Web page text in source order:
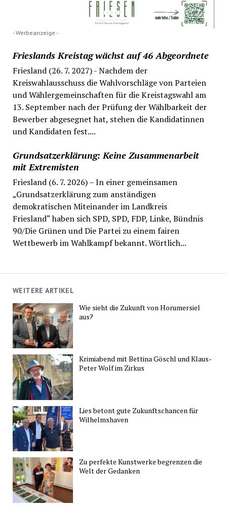
- Werbeanzeige -
Frieslands Kreistag wächst auf 46 Abgeordnete
Friesland (26. 7. 2027) - Nachdem der
Kreiswahlausschuss die Wahlvorschläge von Parteien
und Wählergemeinschaften für die Kreistagswahl am
13. September nach der Prüfung der Wählbarkeit der
Bewerber abgesegnet hat, stehen die Kandidatinnen
und Kandidaten fest....
Grundsatzerklärung: Keine Zusammenarbeit
mit Extremisten
Friesland (6. 7. 2026) – In einer gemeinsamen
„Grundsatzerklärung zum anständigen
demokratischen Miteinander im Landkreis
Friesland“ haben sich SPD, SPD, FDP, Linke, Bündnis
90/Die Grünen und Die Partei zu einem fairen
Wettbewerb im Wahlkampf bekannt. Wörtlich...
WEITERE ARTIKEL
Wie sieht die Zukunft von Horumersiel
aus?
Krimiabend mit Bettina Göschl und Klaus-
Peter Wolf im Zirkus
Lies betont gute Zukunftschancen für
Wilhelmshaven
Zu perfekte Kunstwerke begrenzen die
Welt der Gedanken